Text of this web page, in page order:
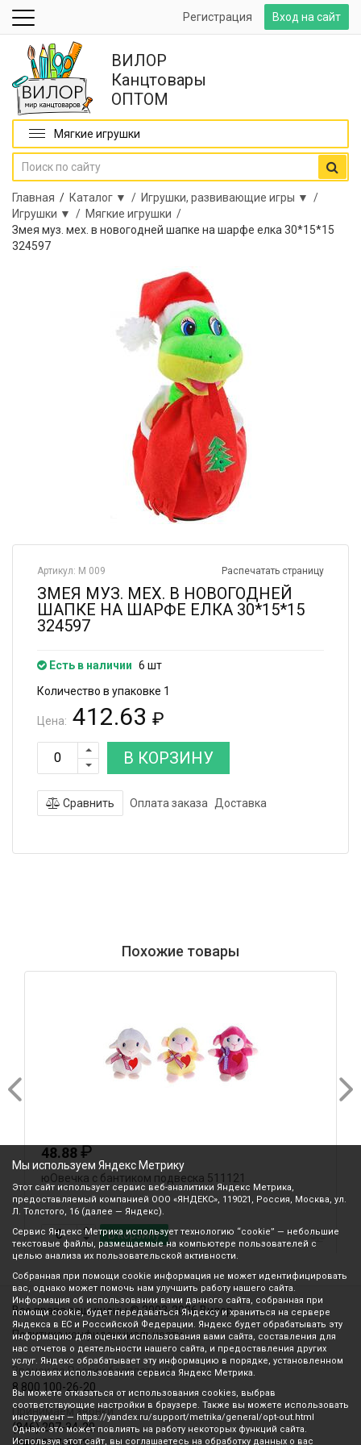
Вход на сайт
Регистрация
ВИЛОР
Канцтовары
ОПТОМ
Мягкие игрушки
Главная / Каталог ▼ / Игрушки, развивающие игры ▼ /
Игрушки ▼ / Мягкие игрушки /
Змея муз. мех. в новогодней шапке на шарфе елка 30*15*15
324597
Распечатать страницу
Артикул: М 009
ЗМЕЯ МУЗ. МЕХ. В НОВОГОДНЕЙ
ШАПКЕ НА ШАРФЕ ЕЛКА 30*15*15
324597
Есть в наличии 6 шт
Количество в упаковке 1
Цена: 412.63 ₽
В КОРЗИНУ
Сравнить Оплата заказа Доставка
Похожие товары
48.88₽
юОвечка с бантиком подвеска 511121
В корзину
Все права защищены © 2003-2026 Вилор
Политика конфиденциальности
Звонок по России бесплатный
8 800 100-26-20
Принимаем звонки
(846) 207-34-20
Мы используем Яндекс Метрику
Этот сайт использует сервис веб-аналитики Яндекс Метрика,
предоставляемый компанией ООО «ЯНДЕКС», 119021, Россия, Москва, ул.
Л. Толстого, 16 (далее — Яндекс).
Сервис Яндекс Метрика использует технологию “cookie” — небольшие
текстовые файлы, размещаемые на компьютере пользователей с
целью анализа их пользовательской активности.
Собранная при помощи cookie информация не может идентифицировать
вас, однако может помочь нам улучшить работу нашего сайта.
Информация об использовании вами данного сайта, собранная при
помощи cookie, будет передаваться Яндексу и храниться на сервере
Яндекса в ЕС и Российской Федерации. Яндекс будет обрабатывать эту
информацию для оценки использования вами сайта, составления для
нас отчетов о деятельности нашего сайта, и предоставления других
услуг. Яндекс обрабатывает эту информацию в порядке, установленном
в условиях использования сервиса Яндекс Метрика.
Вы можете отказаться от использования cookies, выбрав
соответствующие настройки в браузере. Также вы можете использовать
инструмент — https://yandex.ru/support/metrika/general/opt-out.html
Однако это может повлиять на работу некоторых функций сайта.
Используя этот сайт, вы соглашаетесь на обработку данных о вас